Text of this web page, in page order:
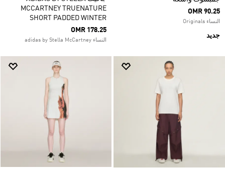
OMR 90.25
النساء Originals
جديد
MCCARTNEY TRUENATURE
SHORT PADDED WINTER
OMR 178.25
النساء adidas by Stella McCartney